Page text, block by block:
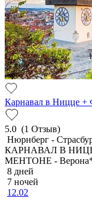
Карнавал в Ницце +
5.0 (1 Отзыв)
Нюрнберг -
КАРНАВАЛ В
МЕНТОНЕ - Верона*
8 дней
7 ночей
12.02